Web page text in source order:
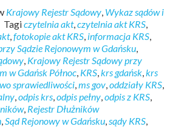
Krajowy Rejestr Sądowy, Wykaz sądów i
Tagiczytelnia akt,czytelnia akt KRS,
,fotokopie akt KRS, informacja KRS,
Sądzie Rejonowym w Gdańsku,
, Krajowy Rejestr Sądowy przy
w Gdańsk Północ, KRS,krs gdańsk,krs
sprawiedliwości,ms gov,oddziały KRS,
,odpis krs,odpis pełny,odpis z KRS,
, Rejestr Dłużników
,Sąd Rejonowy w Gdańsku,sądy KRS,